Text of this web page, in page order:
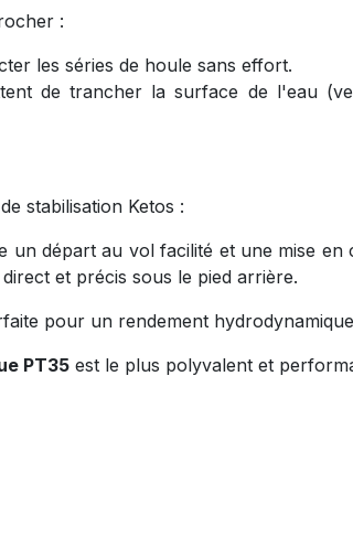
:
les séries de houle sans effort.
de trancher la surface de l'eau
stabilisation Ketos :
un départ au vol facilité et une mise
et précis sous le pied arrière.
pour un rendement
PT35 est le plus polyvalent et